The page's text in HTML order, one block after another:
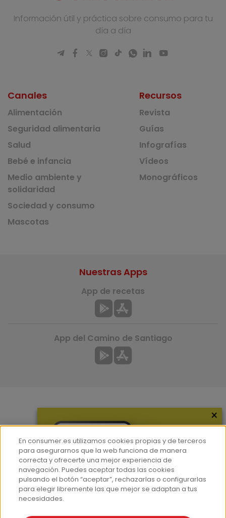
Información útil y práctica sobre consumo para tu
día a día
Canales
Alimentación
Seguridad alimentaria
Salud
Bebé e infancia
Medio ambiente y
solidaridad
Sociedad y consumo
Mascotas
Recursos
Revista
Guías
Infografías
Vídeos
Monográficos
Hemeroteca
Contacto
Prensa
Corpus Lingüístico Consumer
Nuestras Apps
App de recetas
App del Camino de Santiago
×
En consumer.es utilizamos cookies propias y de terceros
para asegurarnos que la web funciona de manera
correcta y ofrecerte una mejor experiencia de
navegación. Puedes aceptar todas las cookies
pulsando el botón “aceptar”, rechazarlas o configurarlas
para elegir libremente las que mejor se adaptan a tus
necesidades.